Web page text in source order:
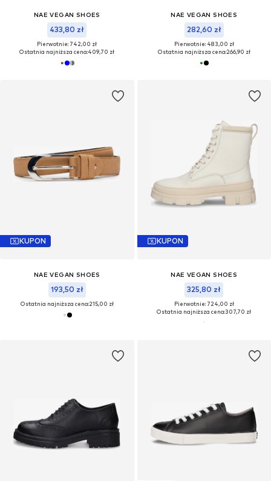
NAE VEGAN SHOES
433,80 zł
Pierwotnie: 742,00 zł
Ostatnia najniższa cena:409,70 zł
NAE VEGAN SHOES
282,60 zł
Pierwotnie: 483,00 zł
Ostatnia najniższa cena:266,90 zł
KUPON
NAE VEGAN SHOES
193,50 zł
Ostatnia najniższa cena:215,00 zł
KUPON
NAE VEGAN SHOES
325,80 zł
Pierwotnie: 724,00 zł
Ostatnia najniższa cena:307,70 zł